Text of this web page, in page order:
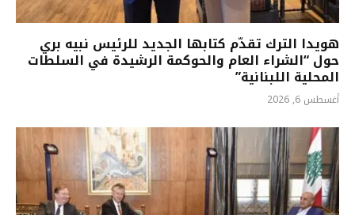
هويدا الترك تقدّم كتابها الجديد للرئيس نبيه بري
حول “الشراء العام والحوكمة الرشيدة في السلطات
المحلية اللبنانية”
أغسطس 6, 2026